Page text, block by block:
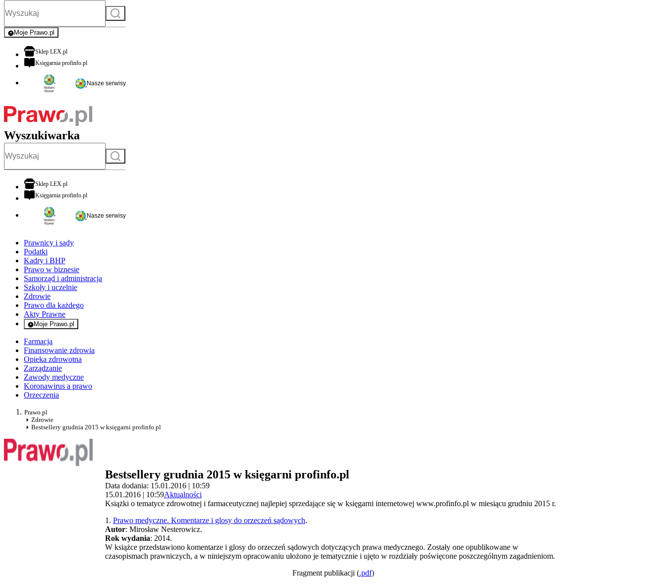
Szukaj
Moje Prawo.pl
- rejestracja i logowanie do serwisu
Sklep LEX.plotwiera się w nowej karcie
Księgarnia profinfo.plotwiera się w nowej karcie
Nasze serwisy
Wyszukiwarka
Szukaj
Sklep LEX.plotwiera się w nowej karcie
Księgarnia profinfo.plotwiera się w nowej karcie
Nasze serwisy
Prawnicy i sądy
Podatki
Kadry i BHP
Prawo w biznesie
Samorząd i administracja
Szkoły i uczelnie
Zdrowie
Prawo dla każdego
Akty Prawne
Moje Prawo.pl
- rejestracja i logowanie do serwisu
Farmacja
Finansowanie zdrowia
Opieka zdrowotna
Zarządzanie
Zawody medyczne
Koronawirus a prawo
Orzeczenia
Prawo.pl
Zdrowie
Bestsellery grudnia 2015 w księgarni profinfo.pl
Bestsellery grudnia 2015 w księgarni profinfo.pl
Data dodania: 15.01.2016 | 10:59
15.01.2016 | 10:59Aktualności
Książki o tematyce zdrowotnej i farmaceutycznej najlepiej sprzedające się w księgarni internetowej www.profinfo.pl w miesiącu grudniu 2015 r.
1. Prawo medyczne. Komentarze i glosy do orzeczeń sądowych.
Autor: Mirosław Nesterowicz.
Rok wydania: 2014.
W książce przedstawiono komentarze i glosy do orzeczeń sądowych dotyczących prawa medycznego. Zostały one opublikowane w
czasopismach prawniczych, a w niniejszym opracowaniu ułożono je tematycznie i ujęto w rozdziały poświęcone poszczególnym zagadnieniom.
Fragment publikacji (.pdf)